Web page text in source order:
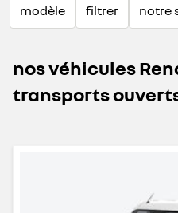
modèle filtrer
nos véhicules
transports